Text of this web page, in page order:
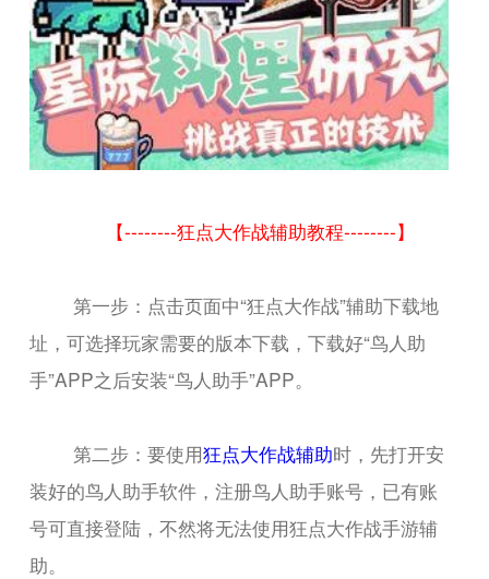
【--------狂点大作战辅助教程--------】
第一步：点击页面中“狂点大作战”辅助下载地
址，可选择玩家需要的版本下载，下载好“鸟人助
手”APP之后安装“鸟人助手”APP。
第二步：要使用狂点大作战辅助时，先打开安
装好的鸟人助手软件，注册鸟人助手账号，已有账
号可直接登陆，不然将无法使用狂点大作战手游辅
助。